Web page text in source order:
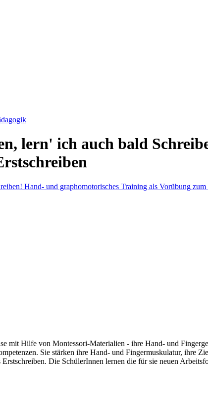
lern' ich auch bald
mit Hilfe von Montessori-Materialien - ihre Hand- und
Sie stärken ihre Hand- und Fingermuskulatur, ihre
Die SchülerInnen lernen die für sie neuen